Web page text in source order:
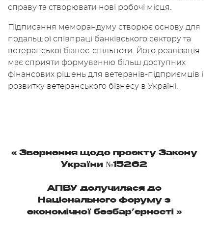
справу та створювати нові робочі місця.
Підписання меморандуму створює основу для
подальшої співпраці банківського сектору та
ветеранської бізнес-спільноти. Його реалізація
має сприяти формуванню більш доступних
фінансових рішень для ветеранів-підприємців і
розвитку ветеранського бізнесу в Україні.
« Звернення щодо проєкту Закону
України №15262
АПВУ долучилася до
Національного форуму з
економічної безбар’єрності »